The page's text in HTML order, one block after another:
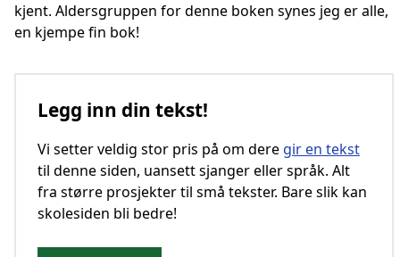
kjent. Aldersgruppen for denne boken synes jeg er alle,
en kjempe fin bok!
Legg inn din tekst!
Vi setter veldig stor pris på om dere gir en tekst
til denne siden, uansett sjanger eller språk. Alt
fra større prosjekter til små tekster. Bare slik kan
skolesiden bli bedre!